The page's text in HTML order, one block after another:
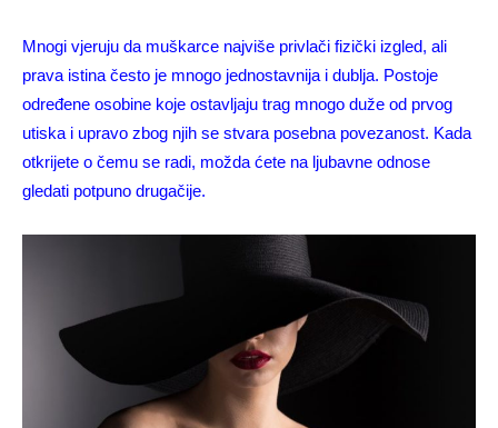
Mnogi vjeruju da muškarce najviše privlači fizički izgled, ali
prava istina često je mnogo jednostavnija i dublja. Postoje
određene osobine koje ostavljaju trag mnogo duže od prvog
utiska i upravo zbog njih se stvara posebna povezanost. Kada
otkrijete o čemu se radi, možda ćete na ljubavne odnose
gledati potpuno drugačije.